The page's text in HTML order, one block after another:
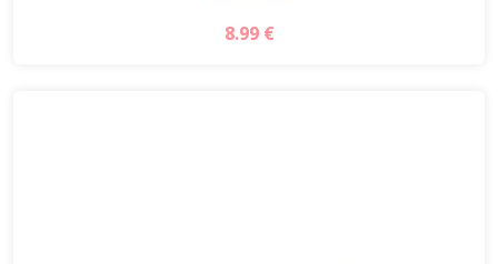
8.99 €